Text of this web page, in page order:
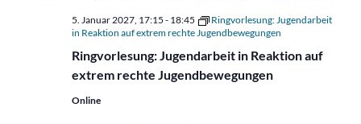
Ringvorlesung: Jugendarbeit in Reaktion auf
extrem rechte Jugendbewegungen
5. Januar 2027, 17:15 - 18:45
Ringvorlesung: Jugendarbeit
in Reaktion auf extrem rechte Jugendbewegungen
Online